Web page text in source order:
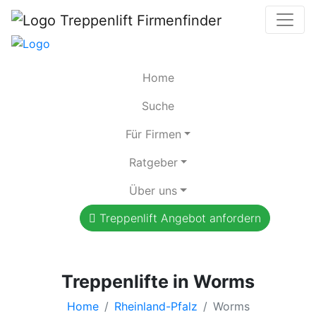
Home
Suche
Für Firmen
Ratgeber
Über uns
Treppenlift Angebot anfordern
Treppenlifte in Worms
Home Rheinland-Pfalz Worms